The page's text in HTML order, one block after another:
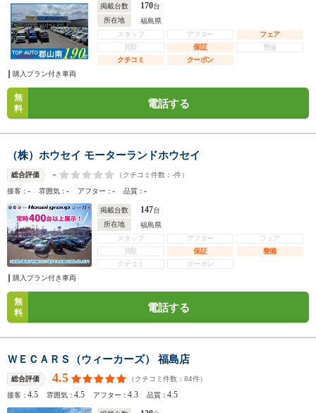
掲載台数 170台
所在地
福島県
スタッフ
アフター
フェア
買取
保証
整備
クチコミ
クーポン
購入プラン付き車両
無
料
電話する
（株）ホウセイ モーターランドホウセイ
総合評価 - （クチコミ件数： -件）
接客：- 雰囲気：- アフター：- 品質：-
掲載台数 147台
所在地
福島県
スタッフ
アフター
フェア
買取
保証
整備
クチコミ
クーポン
購入プラン付き車両
無
料
電話する
ＷＥＣＡＲＳ（ウィーカーズ） 福島店
総合評価 4.5 （クチコミ件数： 84件）
接客：4.5 雰囲気：4.5 アフター：4.3 品質：4.5